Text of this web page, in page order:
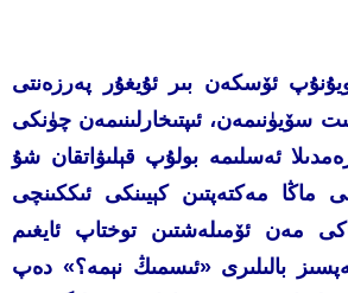
ئۆسكەن بىر ئۇيغۇر پەرزەنتى
سۆيۈنىمەن، ئىپتىخارلىنىمەن چۈنكى
ئەسلىمە بولۇپ قېلىۋاتقان شۇ
ماڭا مەكتەپتىن كېيىنكى ئىككىنچى
مەن ئۆمىلەشتىن توختاپ ئايغىم
بالىلىرى «ئىسمىڭ نېمە؟» دەپ